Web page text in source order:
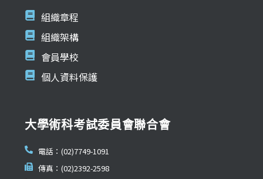
組織章程
組織架構
會員學校
個人資料保護
大學術科考試委員會聯合會
電話：(02)7749-1091
傳真：(02)2392-2598